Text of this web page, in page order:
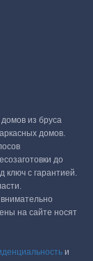
из бруса
домов.
до
ключ с гарантией.
на сайте носят
и